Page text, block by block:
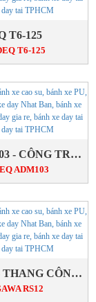
T6-125
T6-125
ADVINDEQ ADM103 - CÔNG TRÌNH
ADM103
HASEGAWA RS12 - THANG CÔNG TRÌNH
RS12